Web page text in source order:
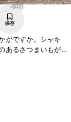
3250
保存
がですか。シャキ
あるさつまいもが、
しいですよ。ぜひ